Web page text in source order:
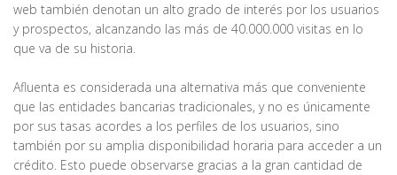
web también denotan un alto grado de interés por los usuarios
y prospectos, alcanzando las más de 40.000.000 visitas en lo
que va de su historia.
Afluenta es considerada una alternativa más que conveniente
que las entidades bancarias tradicionales, y no es únicamente
por sus tasas acordes a los perfiles de los usuarios, sino
también por su amplia disponibilidad horaria para acceder a un
crédito. Esto puede observarse gracias a la gran cantidad de